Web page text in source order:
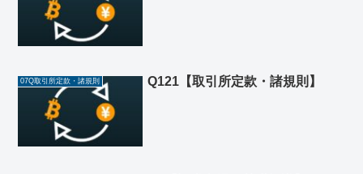
07Q取引所定款・諸規則 Q121【取引所定款・諸規則】